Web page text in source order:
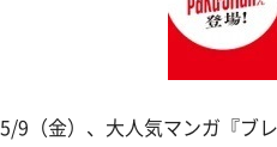
5/9（金）、大人気マンガ『ブ